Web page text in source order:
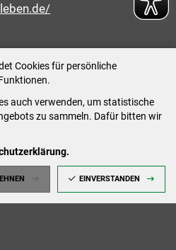
Cookies für persönliche
auch verwenden, um statistische
zu sammeln. Dafür bitten wir
EINVERSTANDEN
15:00 Uhr
16:00 Uhr
(nach vorheriger
/14:00-18:00 Uhr